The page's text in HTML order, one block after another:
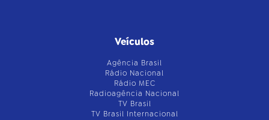
Veículos
Agência Brasil
Rádio Nacional
Rádio MEC
Radioagência Nacional
TV Brasil
TV Brasil Internacional